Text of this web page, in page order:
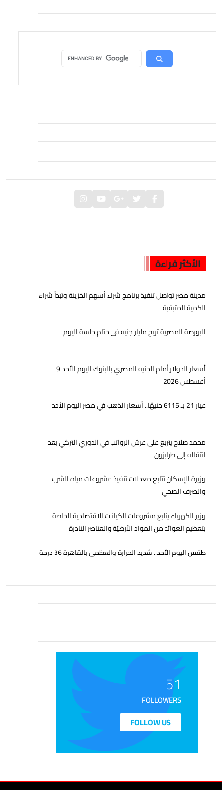
الأكثر قراءة
مدينة مصر تواصل تنفيذ برنامج شراء أسهم الخزينة وتبدأ شراء
الكمية المتبقية
البورصة المصرية تربح مليار جنيه فى ختام جلسة اليوم
أسعار الدولار أمام الجنيه المصري بالبنوك اليوم الأحد 9
أغسطس 2026
عيار 21 بـ 6115 جنيهًا.. أسعار الذهب في مصر اليوم الأحد
محمد صلاح يتربع على عرش الرواتب في الدوري التركي بعد
انتقاله إلى طرابزون
وزيرة الإسكان تتابع معدلات تنفيذ مشروعات مياه الشرب
والصرف الصحي
وزير الكهرباء يتابع مشروعات الكيانات الاقتصادية الخاصة
بتعظيم العوائد من المواد الأرضيّة والعناصر النادرة
طقس اليوم الأحد.. شديد الحرارة والعظمى بالقاهرة 36 درجة
51
FOLLOWERS
FOLLOW US